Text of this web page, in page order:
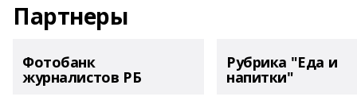
Партнеры
Фотобанк
журналистов РБ
Рубрика "Еда и
напитки"